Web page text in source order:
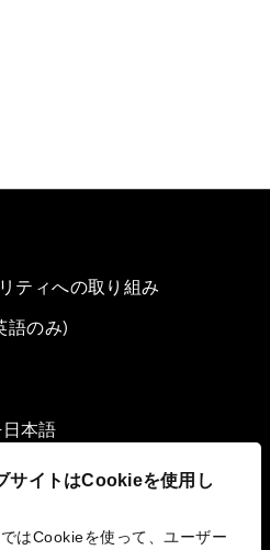
サイトはCookieを使用し
はCookieを使って、ユーザー
ティへの取り組み
語のみ)
▪ 日本語